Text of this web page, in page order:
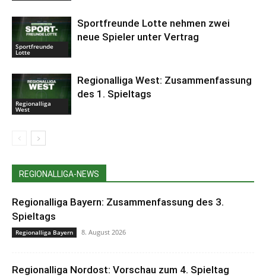
Sportfreunde
Lotte
Sportfreunde Lotte nehmen zwei
neue Spieler unter Vertrag
Regionalliga
West
Regionalliga West: Zusammenfassung
des 1. Spieltags
REGIONALLIGA-NEWS
Regionalliga Bayern: Zusammenfassung des 3.
Spieltags
Regionalliga Bayern 8. August 2026
Regionalliga Nordost: Vorschau zum 4. Spieltag